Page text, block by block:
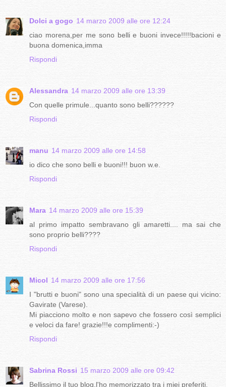
Dolci a gogo 14 marzo 2009 alle ore 12:24
ciao morena,per me sono belli e buoni invece!!!!!bacioni e
buona domenica,imma
Rispondi
Alessandra 14 marzo 2009 alle ore 13:39
Con quelle primule...quanto sono belli??????
Rispondi
manu 14 marzo 2009 alle ore 14:58
io dico che sono belli e buoni!!! buon w.e.
Rispondi
Mara 14 marzo 2009 alle ore 15:39
al primo impatto sembravano gli amaretti.... ma sai che
sono proprio belli????
Rispondi
Micol 14 marzo 2009 alle ore 17:56
I "brutti e buoni" sono una specialità di un paese qui vicino:
Gavirate (Varese).
Mi piacciono molto e non sapevo che fossero così semplici
e veloci da fare! grazie!!!e complimenti:-)
Rispondi
Sabrina Rossi 15 marzo 2009 alle ore 09:42
Bellissimo il tuo blog,l'ho memorizzato tra i miei preferiti.